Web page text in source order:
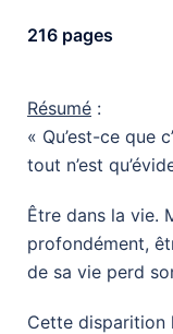
216 pages
Résumé :
« Qu’est-ce que
tout n’est
Être dans la vie.
profondément,
de sa vie perd
Cette disparition